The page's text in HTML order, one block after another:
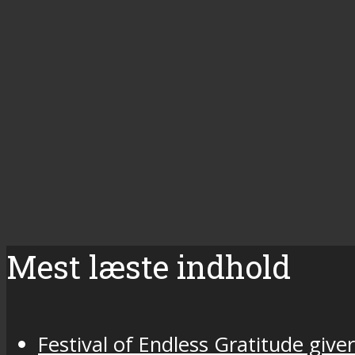
Mest læste indhold
Festival of Endless Gratitude